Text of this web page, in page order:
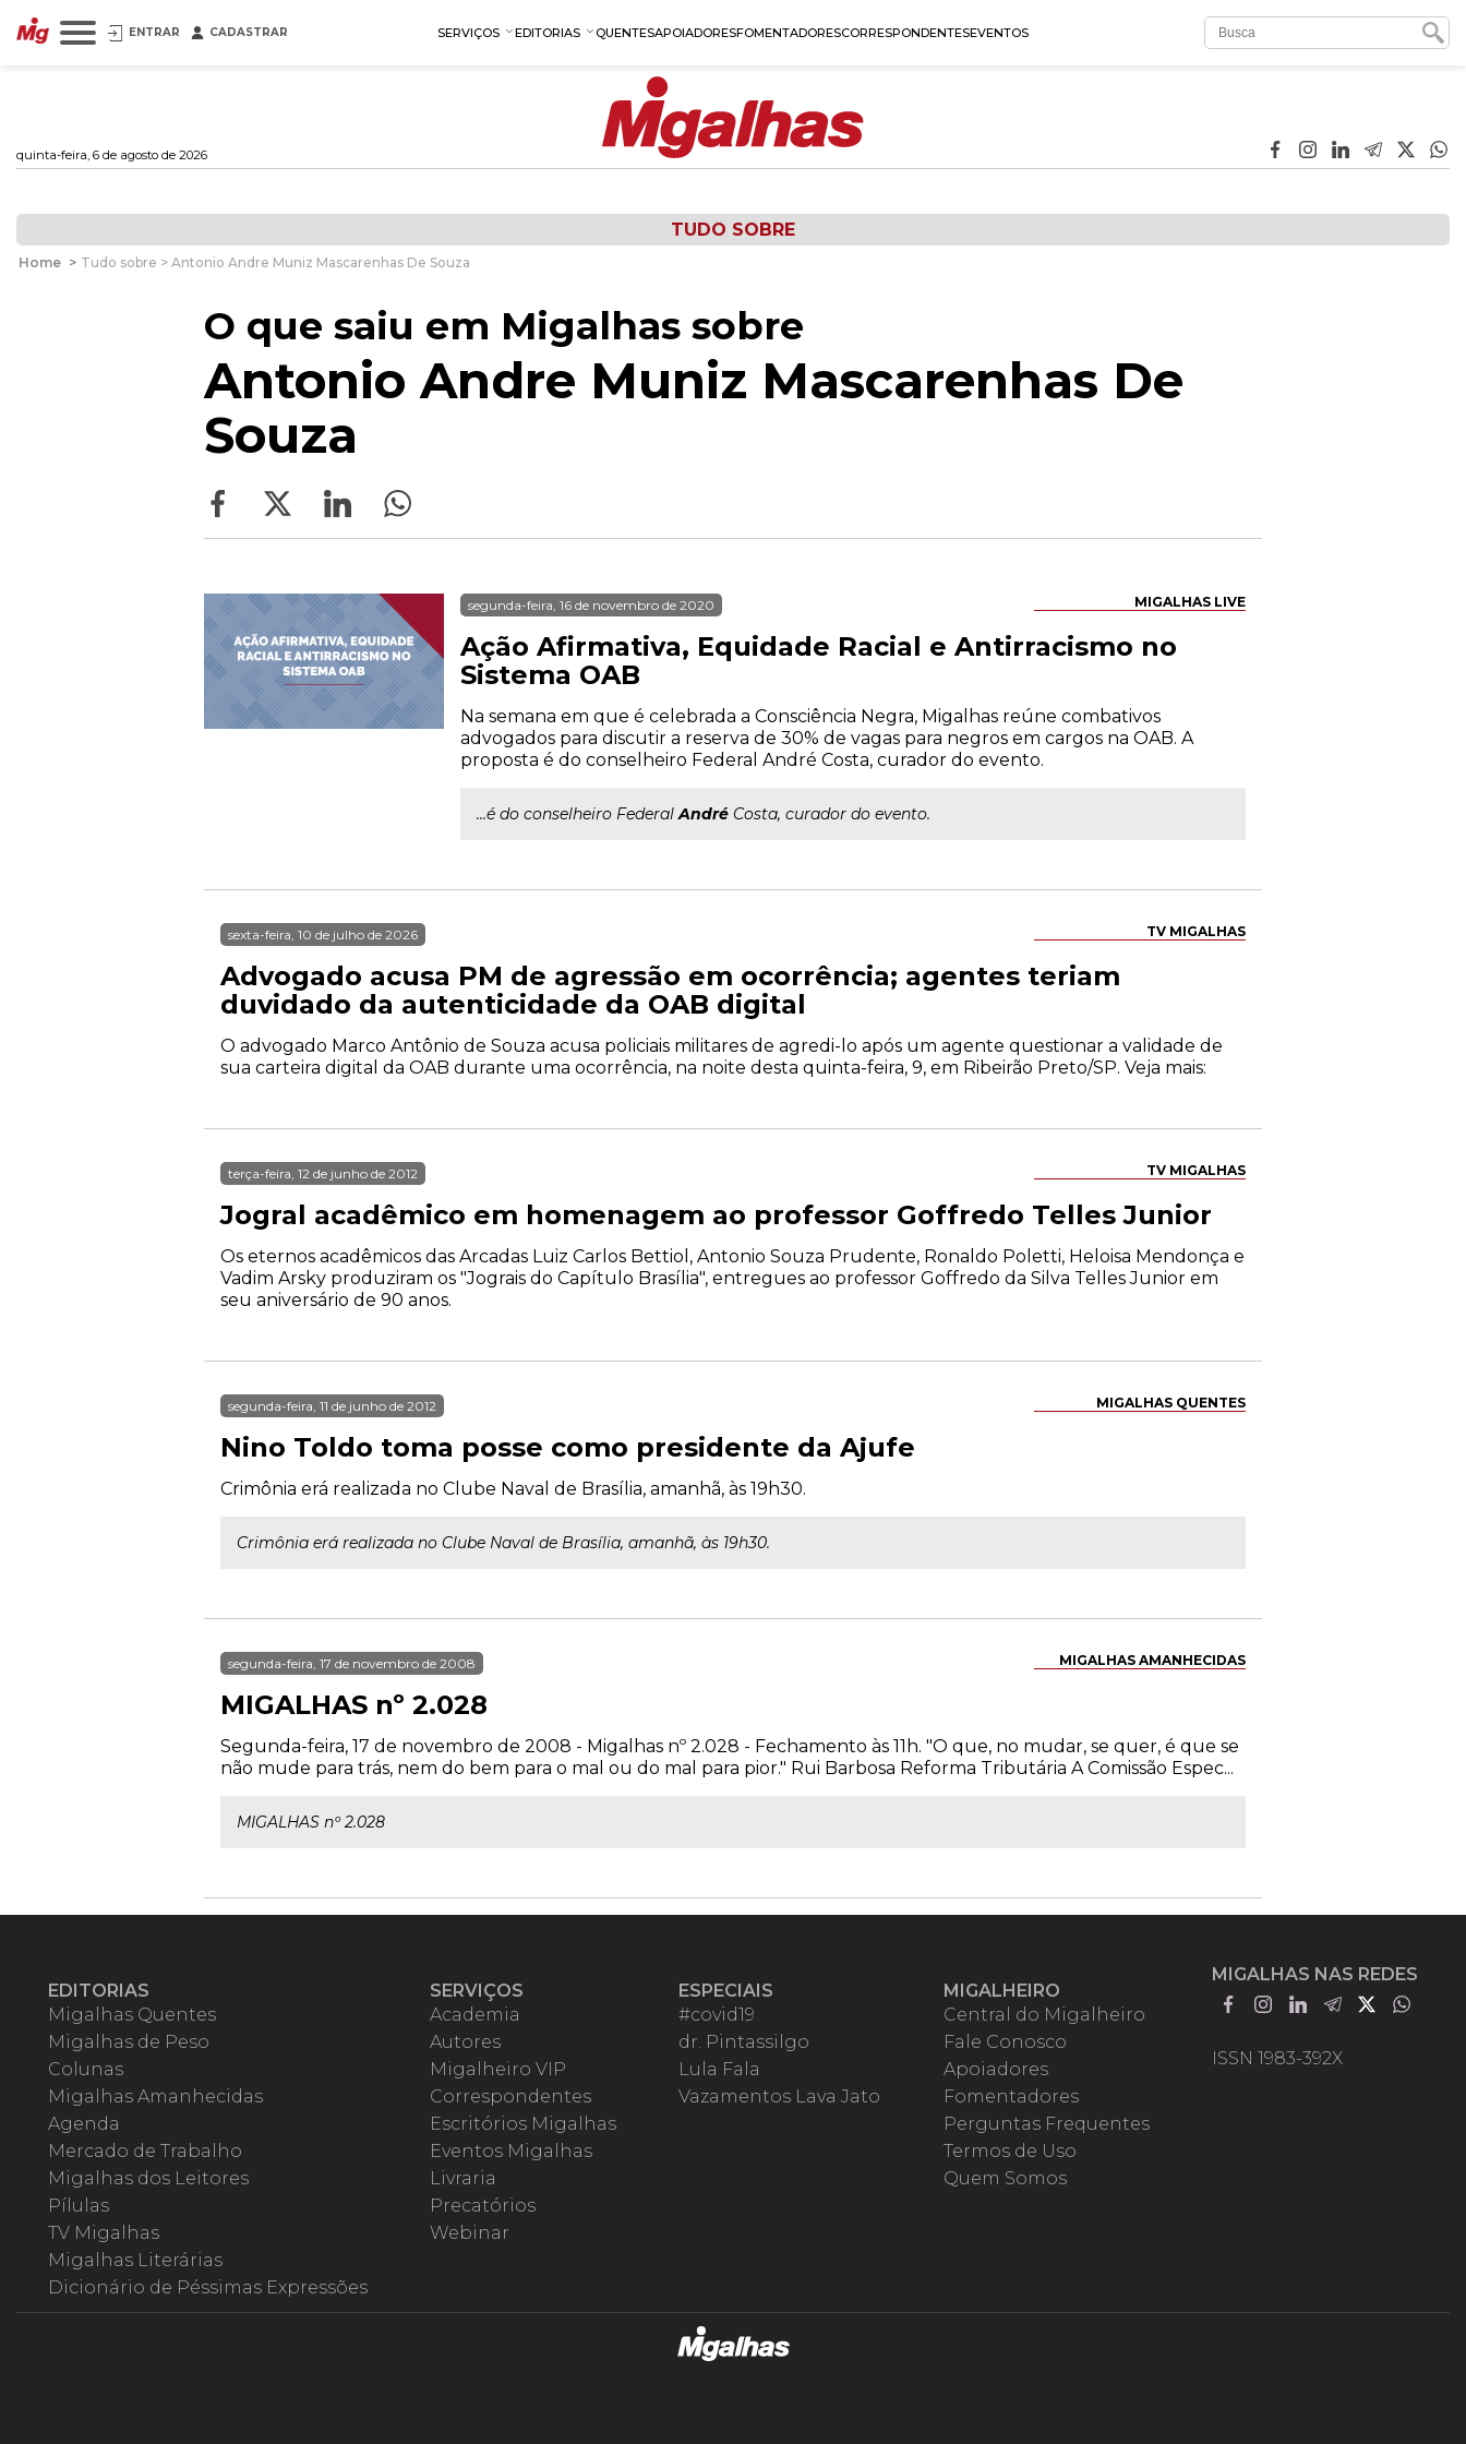
ENTRAR CADASTRAR SERVIÇOS EDITORIAS QUENTESAPOIADORESFOMENTADORESCORRESPONDENTESEVENTOS
quinta-feira, 6 de agosto de 2026
TUDO SOBRE
Home > Tudo sobre > Antonio Andre Muniz Mascarenhas De Souza
O que saiu em Migalhas sobre
Antonio Andre Muniz Mascarenhas De
Souza
MIGALHAS LIVE
segunda-feira, 16 de novembro de 2020
Ação Afirmativa, Equidade Racial e Antirracismo no
Sistema OAB
Na semana em que é celebrada a Consciência Negra, Migalhas reúne combativos
advogados para discutir a reserva de 30% de vagas para negros em cargos na OAB. A
proposta é do conselheiro Federal André Costa, curador do evento.
...é do conselheiro FederalAndré Costa, curador do evento.
TV MIGALHAS
sexta-feira, 10 de julho de 2026
Advogado acusa PM de agressão em ocorrência; agentes teriam
duvidado da autenticidade da OAB digital
O advogado Marco Antônio de Souza acusa policiais militares de agredi-lo após um agente questionar a validade de
sua carteira digital da OAB durante uma ocorrência, na noite desta quinta-feira, 9, em Ribeirão Preto/SP. Veja mais:
TV MIGALHAS
terça-feira, 12 de junho de 2012
Jogral acadêmico em homenagem ao professor Goffredo Telles Junior
Os eternos acadêmicos das Arcadas Luiz Carlos Bettiol, Antonio Souza Prudente, Ronaldo Poletti, Heloisa Mendonça e
Vadim Arsky produziram os "Jograis do Capítulo Brasília", entregues ao professor Goffredo da Silva Telles Junior em
seu aniversário de 90 anos.
MIGALHAS QUENTES
segunda-feira, 11 de junho de 2012
Nino Toldo toma posse como presidente da Ajufe
Crimônia erá realizada no Clube Naval de Brasília, amanhã, às 19h30.
Crimônia erá realizada no Clube Naval de Brasília, amanhã, às 19h30.
MIGALHAS AMANHECIDAS
segunda-feira, 17 de novembro de 2008
MIGALHAS nº 2.028
Segunda-feira, 17 de novembro de 2008 - Migalhas nº 2.028 - Fechamento às 11h. "O que, no mudar, se quer, é que se
não mude para trás, nem do bem para o mal ou do mal para pior." Rui Barbosa Reforma Tributária A Comissão Espec...
MIGALHAS nº 2.028
EDITORIAS
Migalhas Quentes
Migalhas de Peso
Colunas
Migalhas Amanhecidas
Agenda
Mercado de Trabalho
Migalhas dos Leitores
Pílulas
TV Migalhas
Migalhas Literárias
Dicionário de Péssimas Expressões
SERVIÇOS
Academia
Autores
Migalheiro VIP
Correspondentes
Escritórios Migalhas
Eventos Migalhas
Livraria
Precatórios
Webinar
ESPECIAIS
#covid19
dr. Pintassilgo
Lula Fala
Vazamentos Lava Jato
MIGALHEIRO
Central do Migalheiro
Fale Conosco
Apoiadores
Fomentadores
Perguntas Frequentes
Termos de Uso
Quem Somos
MIGALHAS NAS REDES
ISSN 1983-392X